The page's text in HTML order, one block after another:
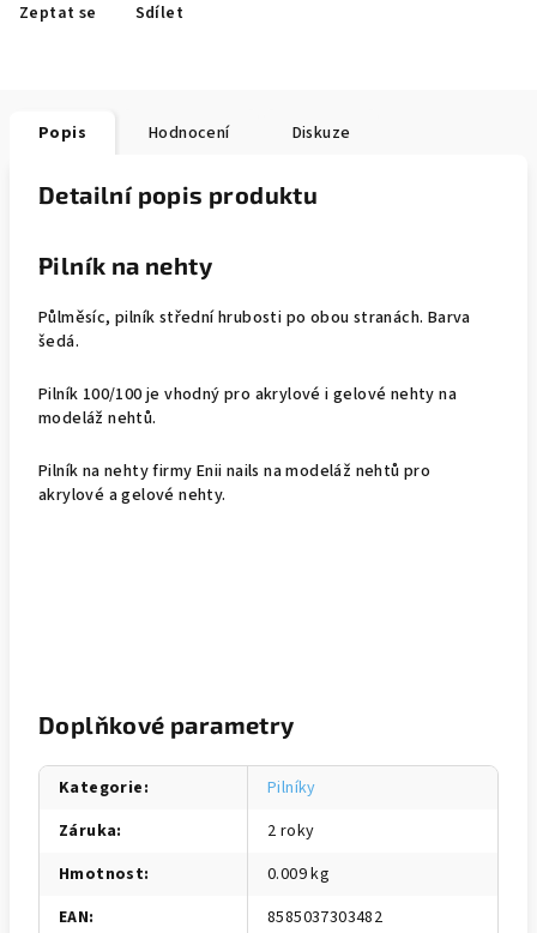
Zeptat se Sdílet
Popis Hodnocení Diskuze
Detailní popis produktu
Pilník na nehty
Půlměsíc, pilník střední hrubosti po obou stranách. Barva
šedá.
Pilník 100/100 je vhodný pro akrylové i gelové nehty na
modeláž nehtů.
Pilník na nehty firmy Enii nails na modeláž nehtů pro
akrylové a gelové nehty.
Doplňkové parametry
Kategorie:
Pilníky
Záruka:
2 roky
Hmotnost:
0.009 kg
EAN: 8585037303482